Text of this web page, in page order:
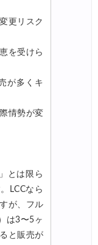
更リスク
を受けら
が多くキ
情勢が変
とは限ら
LCCなら
が、フル
は3〜5ヶ
と販売が